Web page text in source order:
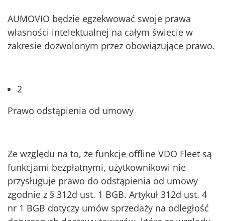
AUMOVIO będzie egzekwować swoje prawa
własności intelektualnej na całym świecie w
zakresie dozwolonym przez obowiązujące prawo.
2
Prawo odstąpienia od umowy
Ze względu na to, że funkcje offline VDO Fleet są
funkcjami bezpłatnymi, użytkownikowi nie
przysługuje prawo do odstąpienia od umowy
zgodnie z § 312d ust. 1 BGB. Artykuł 312d ust. 4
nr 1 BGB dotyczy umów sprzedaży na odległość